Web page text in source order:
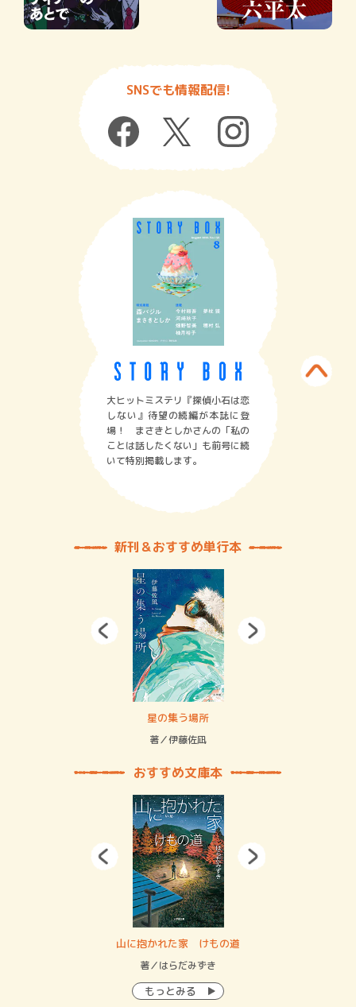
SNSでも情報配信!
大ヒットミステリ『探偵小石は恋
しない』待望の続編が本誌に登
場！ まさきとしかさんの「私の
ことは話したくない」も前号に続
いて特別掲載します。
新刊＆おすすめ単行本
星の集う場所
著／伊藤佐凪
おすすめ文庫本
山に抱かれた家 けもの道
著／はらだみずき
もっとみる